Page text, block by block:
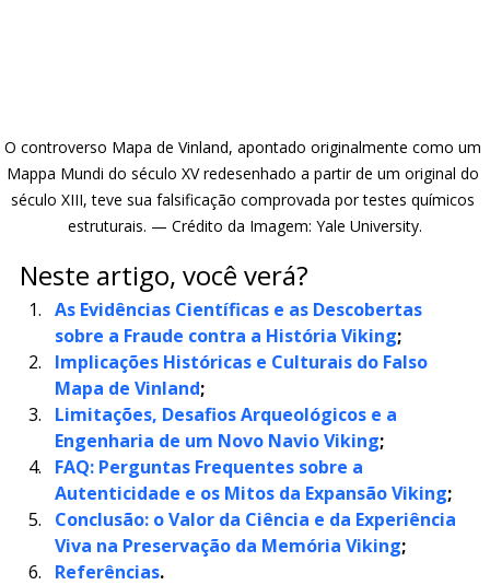
O controverso Mapa de Vinland, apontado originalmente como um
Mappa Mundi do século XV redesenhado a partir de um original do
século XIII, teve sua falsificação comprovada por testes químicos
estruturais. — Crédito da Imagem: Yale University.
Neste artigo, você verá?
As Evidências Científicas e as Descobertas
sobre a Fraude contra a História Viking;
Implicações Históricas e Culturais do Falso
Mapa de Vinland;
Limitações, Desafios Arqueológicos e a
Engenharia de um Novo Navio Viking;
FAQ: Perguntas Frequentes sobre a
Autenticidade e os Mitos da Expansão Viking;
Conclusão: o Valor da Ciência e da Experiência
Viva na Preservação da Memória Viking;
Referências.